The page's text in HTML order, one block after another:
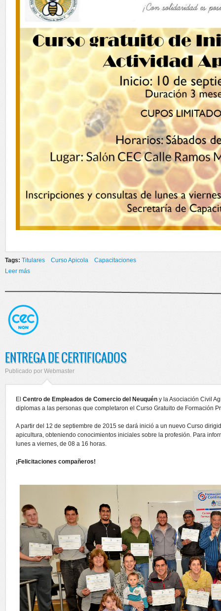
Tags: Titulares Curso Apicola
Capacitaciones
Leer más
ENTREGA DE CERTIFICADOS
Publicado por Webmaster
El Centro de Empleados de Comercio del Neuquén y la Asociación Civil
diplomas a las personas que completaron el Curso Gratuito de Formación
A partir del 12 de septiembre de 2015 se dará inició a un nuevo Curso
apicultura, obteniendo conocimientos iniciales sobre la profesión. Para
lunes a viernes, de 08 a 16 horas.
¡Felicitaciones compañeros!